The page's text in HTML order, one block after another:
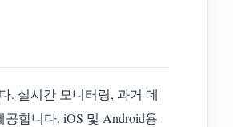
. 실시간 모니터링, 과거 데
합니다. iOS 및 Android용